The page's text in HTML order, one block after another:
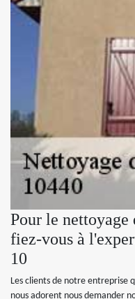
Pour le nettoyage
fiez-vous à
10
Les clients de notre entreprise
nous adorent nous demander